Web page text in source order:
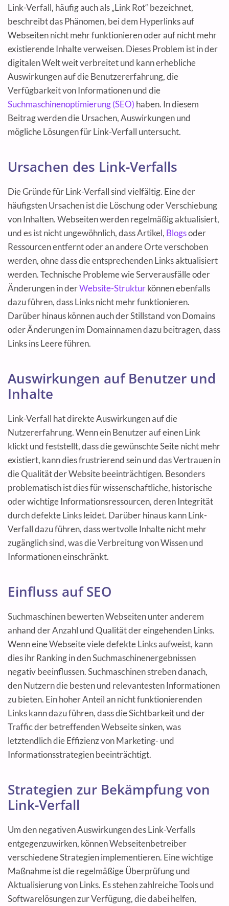
Link-Verfall, häufig auch als „Link Rot“ bezeichnet,
beschreibt das Phänomen, bei dem Hyperlinks auf
Webseiten nicht mehr funktionieren oder auf nicht mehr
existierende Inhalte verweisen. Dieses Problem ist in der
digitalen Welt weit verbreitet und kann erhebliche
Auswirkungen auf die Benutzererfahrung, die
Verfügbarkeit von Informationen und die
Suchmaschinenoptimierung (SEO) haben. In diesem
Beitrag werden die Ursachen, Auswirkungen und
mögliche Lösungen für Link-Verfall untersucht.
Ursachen des Link-Verfalls
Die Gründe für Link-Verfall sind vielfältig. Eine der
häufigsten Ursachen ist die Löschung oder Verschiebung
von Inhalten. Webseiten werden regelmäßig aktualisiert,
und es ist nicht ungewöhnlich, dass Artikel, Blogsoder
Ressourcen entfernt oder an andere Orte verschoben
werden, ohne dass die entsprechenden Links aktualisiert
werden. Technische Probleme wie Serverausfälle oder
Änderungen in derWebsite-Strukturkönnen ebenfalls
dazu führen, dass Links nicht mehr funktionieren.
Darüber hinaus können auch der Stillstand von Domains
oder Änderungen im Domainnamen dazu beitragen, dass
Links ins Leere führen.
Auswirkungen auf Benutzer und
Inhalte
Link-Verfall hat direkte Auswirkungen auf die
Nutzererfahrung. Wenn ein Benutzer auf einen Link
klickt und feststellt, dass die gewünschte Seite nicht mehr
existiert, kann dies frustrierend sein und das Vertrauen in
die Qualität der Website beeinträchtigen. Besonders
problematisch ist dies für wissenschaftliche, historische
oder wichtige Informationsressourcen, deren Integrität
durch defekte Links leidet. Darüber hinaus kann Link-
Verfall dazu führen, dass wertvolle Inhalte nicht mehr
zugänglich sind, was die Verbreitung von Wissen und
Informationen einschränkt.
Einfluss auf SEO
Suchmaschinen bewerten Webseiten unter anderem
anhand der Anzahl und Qualität der eingehenden Links.
Wenn eine Webseite viele defekte Links aufweist, kann
dies ihr Ranking in den Suchmaschinenergebnissen
negativ beeinflussen. Suchmaschinen streben danach,
den Nutzern die besten und relevantesten Informationen
zu bieten. Ein hoher Anteil an nicht funktionierenden
Links kann dazu führen, dass die Sichtbarkeit und der
Traffic der betreffenden Webseite sinken, was
letztendlich die Effizienz von Marketing- und
Informationsstrategien beeinträchtigt.
Strategien zur Bekämpfung von
Link-Verfall
Um den negativen Auswirkungen des Link-Verfalls
entgegenzuwirken, können Webseitenbetreiber
verschiedene Strategien implementieren. Eine wichtige
Maßnahme ist die regelmäßige Überprüfung und
Aktualisierung von Links. Es stehen zahlreiche Tools und
Softwarelösungen zur Verfügung, die dabei helfen,